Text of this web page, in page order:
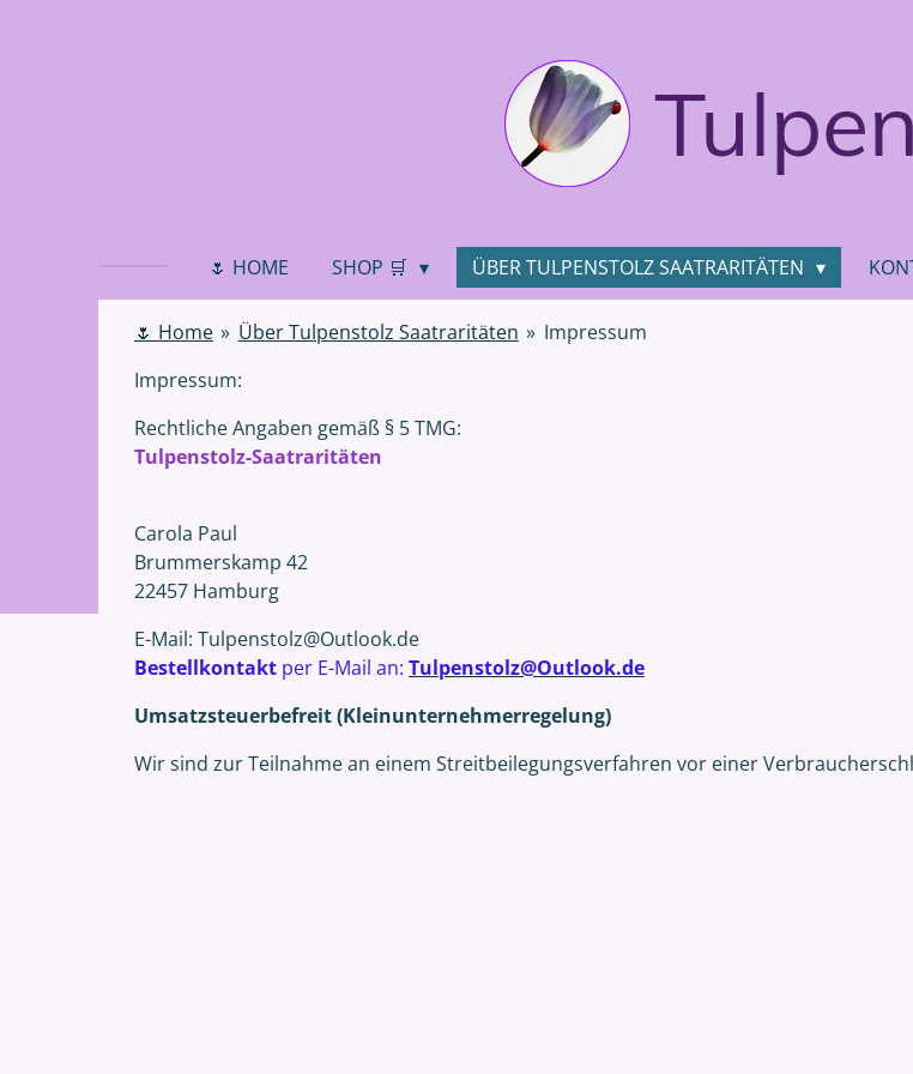
🌷 HOME SHOP 🛒 ÜBER TULPENSTOLZ SAATRARITÄTEN
🌷 Home » Über Tulpenstolz Saatraritäten » Impressum
Impressum:
Rechtliche Angaben gemäß § 5 TMG:
Tulpenstolz-Saatraritäten
Carola Paul
Brummerskamp 42
22457 Hamburg
E-Mail: Tulpenstolz@Outlook.de
Bestellkontakt per E-Mail an: Tulpenstolz@Outlook.de
Umsatzsteuerbefreit (Kleinunternehmerregelung)
Wir sind zur Teilnahme an einem Streitbeilegungsverfahren vor einer